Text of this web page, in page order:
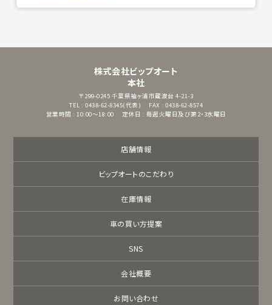
株式会社ビップオート
本社
〒299-0245 千葉県袖ヶ浦市蔵波台 4-21-3
TEL : 0438-62-8345(代表)
FAX : 0438-62-8574
営業時間 : 10:00～18:00
定休日 : 毎週火曜日及び第2・3水曜日
店舗情報
ビップオートのこだわり
在庫情報
車の買い方提案
SNS
会社概要
お問い合わせ